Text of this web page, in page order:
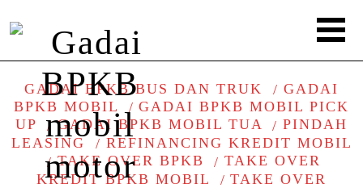
GADAI BPKB BUS DAN TRUK
GADAI
BPKB MOBIL
GADAI BPKB MOBIL PICK
UP
GADAI BPKB MOBIL TUA
PINDAH
LEASING
REFINANCING KREDIT MOBIL
TAKE OVER BPKB
TAKE OVER
KREDIT BPKB MOBIL
TAKE OVER